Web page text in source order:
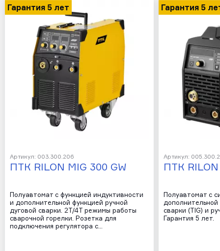
Гарантия 5 лет
Артикул: 003.300.206
ПТК RILON MIG 300 GW
Полуавтомат с функцией индуктивности
и дополнительной функцией ручной
дуговой сварки. 2Т/4Т режимы работы
сварочной горелки. Розетка для
подключения регулятора с…
Гарантия 5
Артикул:
ПТК RILON
Полуавтомат с
дополнительной
сварки (TIG) и
Гарантия 5 лет.